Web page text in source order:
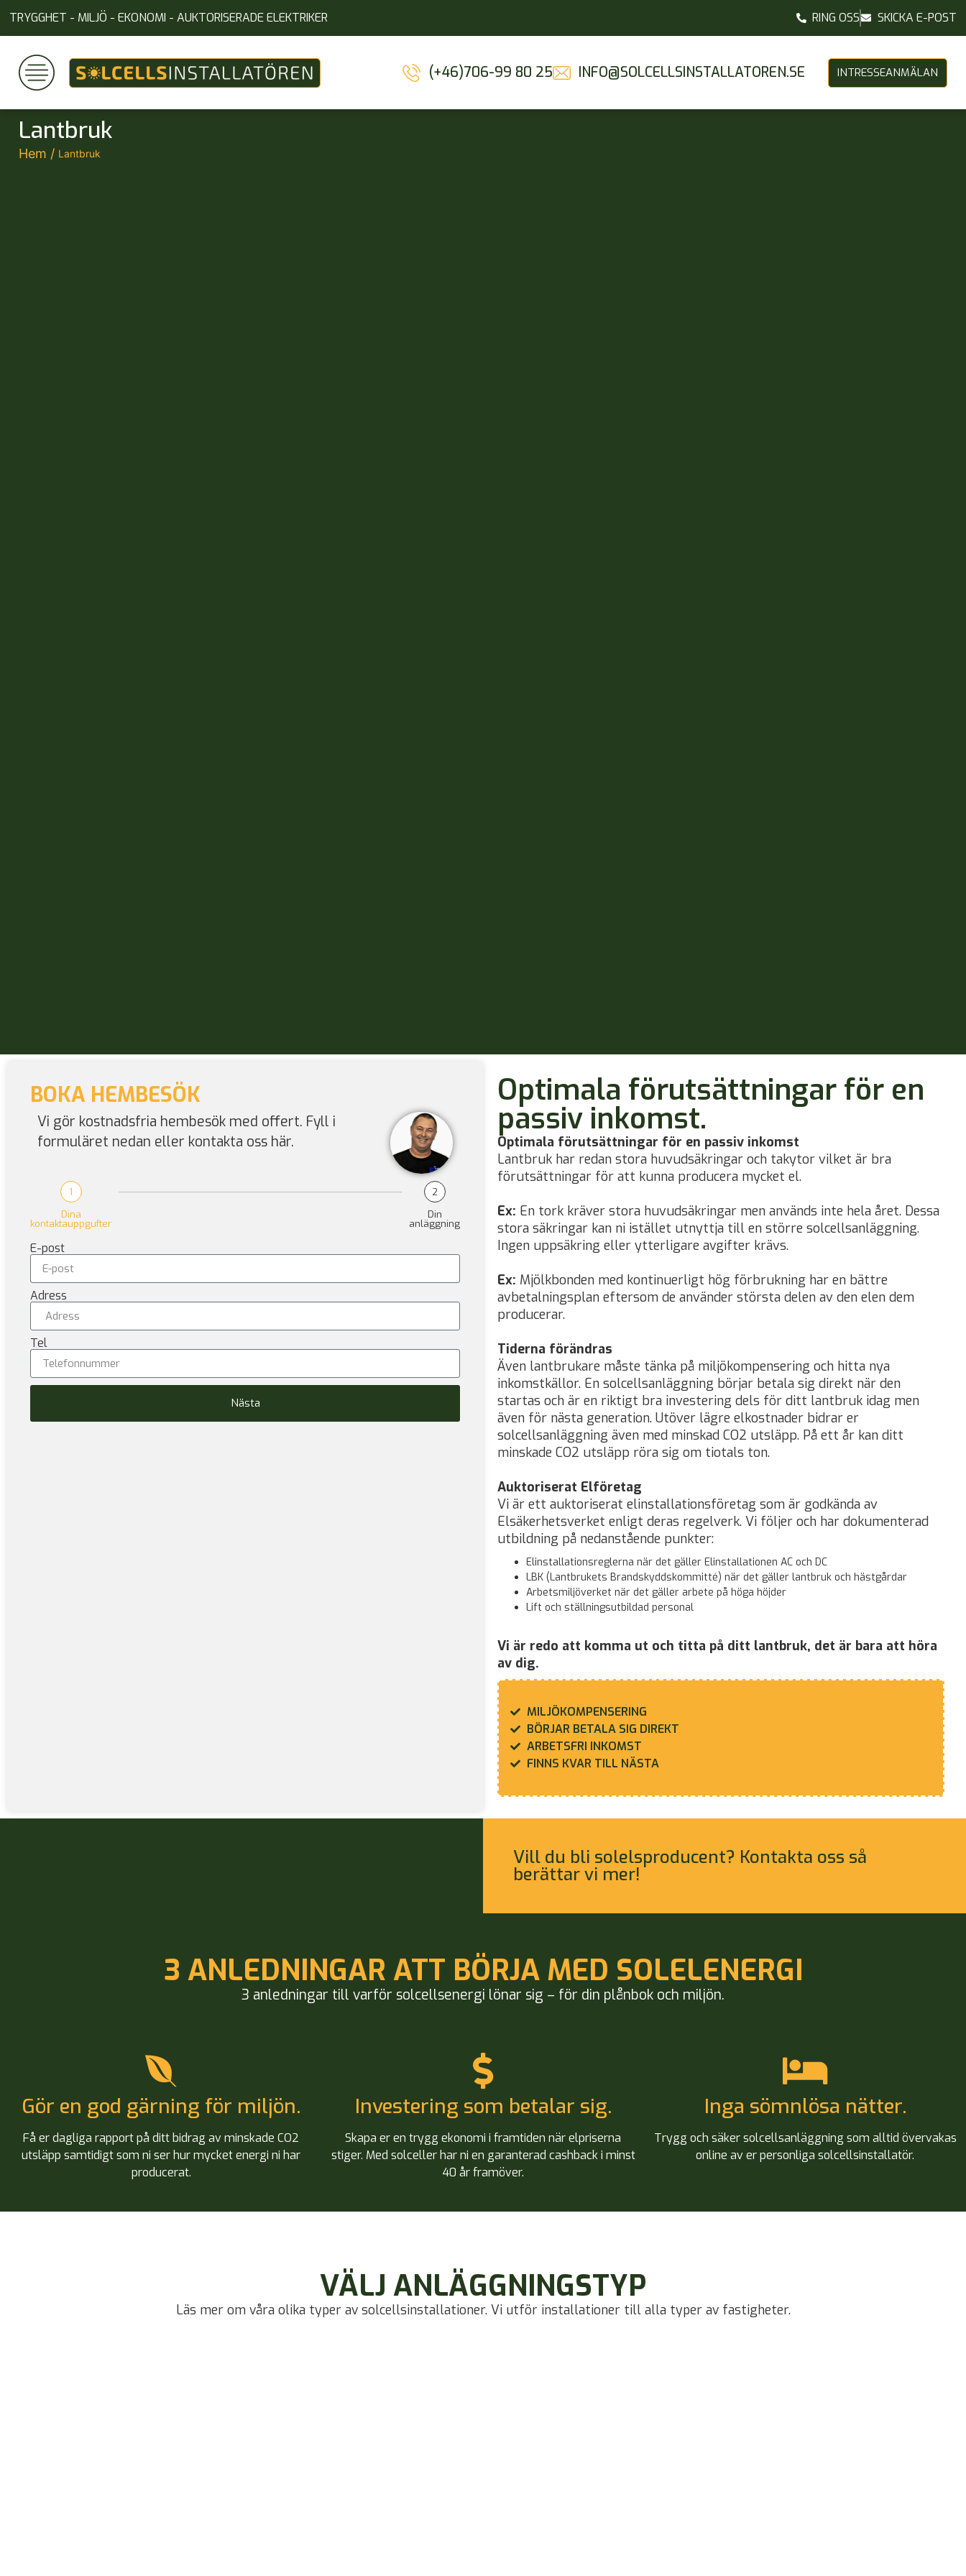
TRYGGHET - MILJÖ - EKONOMI - AUKTORISERADE ELEKTRIKER RING OSS SKICKA E-POST
(+46)706-99 80 25 INFO@SOLCELLSINSTALLATOREN.SE INTRESSEANMÄLAN
Lantbruk
Hem / Lantbruk
BOKA HEMBESÖK
Vi gör kostnadsfria hembesök med offert. Fyll i
formuläret nedan eller kontakta oss här.
1
Dina
kontaktauppgufter
2
Din
anläggning
E-post
Adress
Tel
Nästa
Optimala förutsättningar för en
passiv inkomst.
Optimala förutsättningar för en passiv inkomst
Lantbruk har redan stora huvudsäkringar och takytor vilket är bra
förutsättningar för att kunna producera mycket el.
Ex: En tork kräver stora huvudsäkringar men används inte hela året. Dessa
stora säkringar kan ni istället utnyttja till en större solcellsanläggning.
Ingen uppsäkring eller ytterligare avgifter krävs.
Ex: Mjölkbonden med kontinuerligt hög förbrukning har en bättre
avbetalningsplan eftersom de använder största delen av den elen dem
producerar.
Tiderna förändras
Även lantbrukare måste tänka på miljökompensering och hitta nya
inkomstkällor. En solcellsanläggning börjar betala sig direkt när den
startas och är en riktigt bra investering dels för ditt lantbruk idag men
även för nästa generation. Utöver lägre elkostnader bidrar er
solcellsanläggning även med minskad CO2 utsläpp. På ett år kan ditt
minskade CO2 utsläpp röra sig om tiotals ton.
Auktoriserat Elföretag
Vi är ett auktoriserat elinstallationsföretag som är godkända av
Elsäkerhetsverket enligt deras regelverk. Vi följer och har dokumenterad
utbildning på nedanstående punkter:
Elinstallationsreglerna när det gäller Elinstallationen AC och DC
LBK (Lantbrukets Brandskyddskommitté) när det gäller lantbruk och hästgårdar
Arbetsmiljöverket när det gäller arbete på höga höjder
Lift och ställningsutbildad personal
Vi är redo att komma ut och titta på ditt lantbruk, det är bara att höra
av dig.
MILJÖKOMPENSERING
BÖRJAR BETALA SIG DIREKT
ARBETSFRI INKOMST
FINNS KVAR TILL NÄSTA
Vill du bli solelsproducent? Kontakta oss så
berättar vi mer!
3 ANLEDNINGAR ATT BÖRJA MED SOLELENERGI
3 anledningar till varför solcellsenergi lönar sig – för din plånbok och miljön.
Gör en god gärning för miljön.
Få er dagliga rapport på ditt bidrag av minskade CO2
utsläpp samtidigt som ni ser hur mycket energi ni har
producerat.
Investering som betalar sig.
Skapa er en trygg ekonomi i framtiden när elpriserna
stiger. Med solceller har ni en garanterad cashback i minst
40 år framöver.
Inga sömnlösa nätter.
Trygg och säker solcellsanläggning som alltid övervakas
online av er personliga solcellsinstallatör.
VÄLJ ANLÄGGNINGSTYP
Läs mer om våra olika typer av solcellsinstallationer. Vi utför installationer till alla typer av fastigheter.